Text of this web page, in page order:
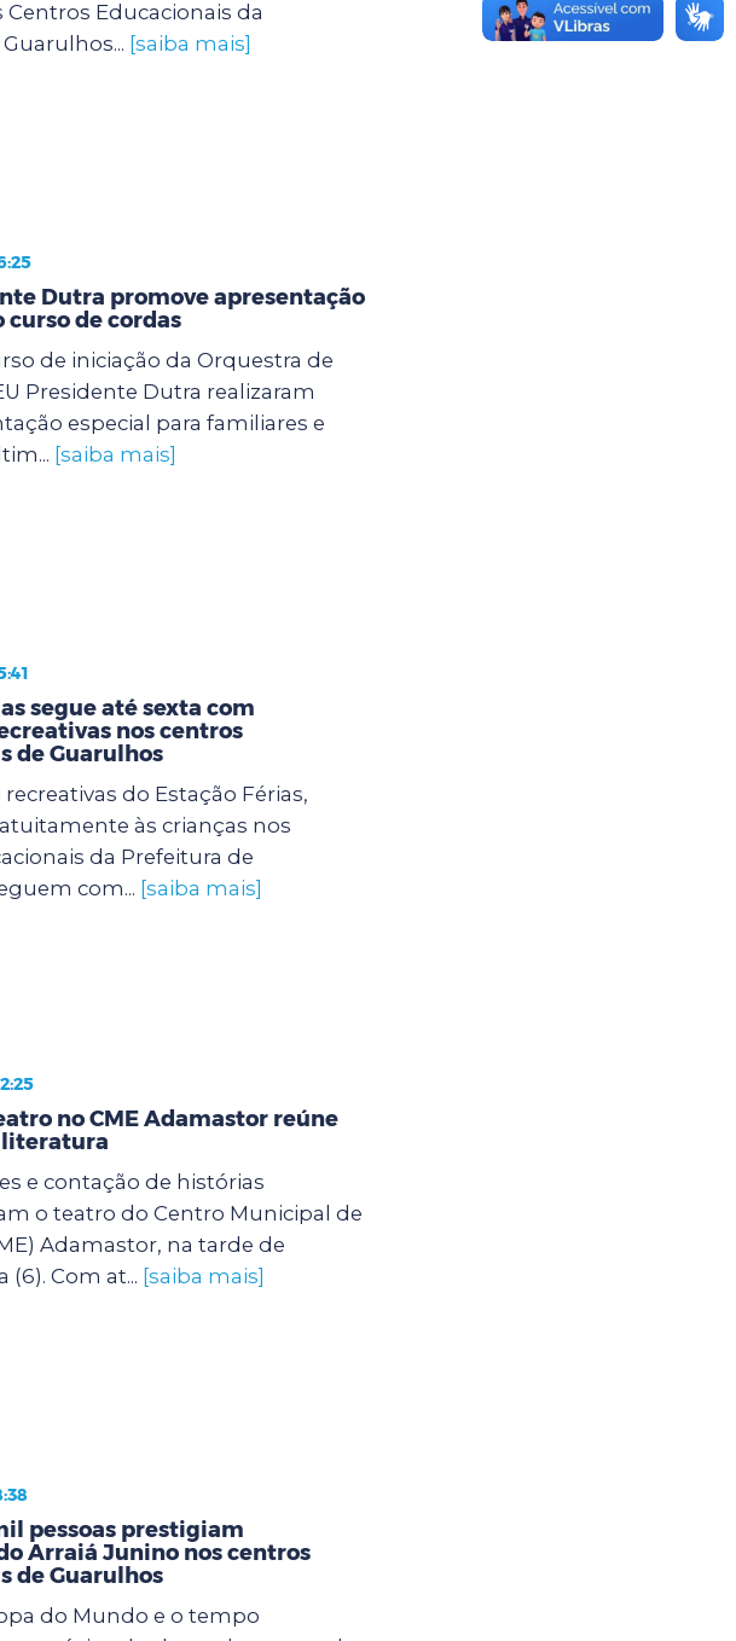
Centros Educacionais da
[saiba mais]
Dutra promove apresentação
curso de cordas
de iniciação da Orquestra de
Presidente Dutra realizaram
especial para familiares e
[saiba mais]
segue até sexta com
nos centros
de Guarulhos
do Estação Férias,
às crianças nos
da Prefeitura de
com... [saiba mais]
no CME Adamastor reúne
literatura
e contação de histórias
o teatro do Centro Municipal de
Adamastor, na tarde de
(6). Com at... [saiba mais]
pessoas prestigiam
Arraiá Junino nos centros
de Guarulhos
do Mundo e o tempo